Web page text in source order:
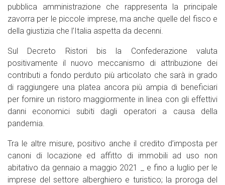
pubblica amministrazione che rappresenta la principale
zavorra per le piccole imprese, ma anche quelle del fisco e
della giustizia che l’Italia aspetta da decenni.
Sul Decreto Ristori bis la Confederazione valuta
positivamente il nuovo meccanismo di attribuzione dei
contributi a fondo perduto più articolato che sarà in grado
di raggiungere una platea ancora più ampia di beneficiari
per fornire un ristoro maggiormente in linea con gli effettivi
danni economici subiti dagli operatori a causa della
pandemia.
Tra le altre misure, positivo anche il credito d’imposta per
canoni di locazione ed affitto di immobili ad uso non
abitativo da gennaio a maggio 2021 _ e fino a luglio per le
imprese del settore alberghiero e turistico; la proroga del